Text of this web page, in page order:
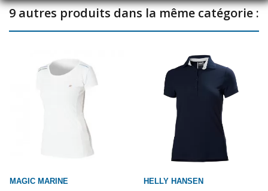
9 autres produits dans la même catégorie :
MAGIC MARINE HELLY HANSEN